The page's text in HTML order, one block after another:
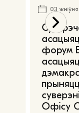
03
форум
Офісу